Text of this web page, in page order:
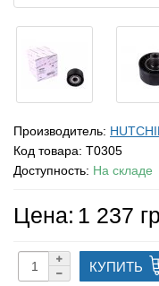
Производитель:
Код товара: T0305
Доступность: На складе
Цена: 1 237
КУПИТЬ